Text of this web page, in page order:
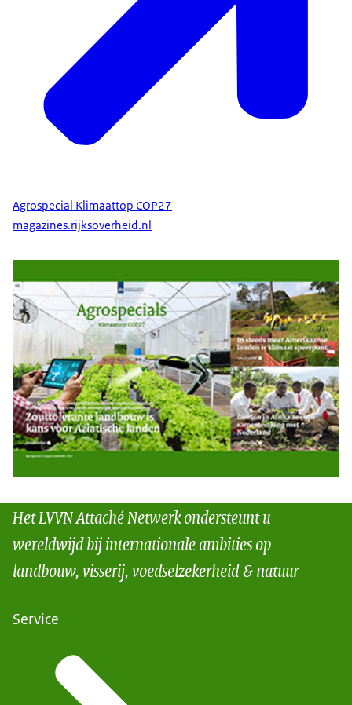
Agrospecial Klimaattop COP27
magazines.rijksoverheid.nl
Het LVVN Attaché Netwerk ondersteunt u
wereldwijd bij internationale ambities op
landbouw, visserij, voedselzekerheid & natuur
Service